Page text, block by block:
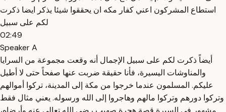
استطاع المشركون اعني كفار مكه ان يحققوا شيئا يذكر ايضا ذكرت
لكم على سبيل
02:49
Speaker A
أيضاً ذكرت لكم على سبيل الإجمال أنه وقعت مجموعة من السرايا
والمناوشات اليسيرة، فأنا حقيقة ضربت عنها صفحاً حتى لا أطيل
عليكم. المسلمون عندما خرجوا من مكة إلى المدينة، تركوا أموالهم
وتركوا دورهم وتركوا مالهم وهاجروا إلى الله ورسوله. يعني مثال فقط